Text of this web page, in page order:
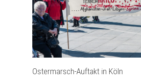
Ostermarsch-Auftakt in Köln